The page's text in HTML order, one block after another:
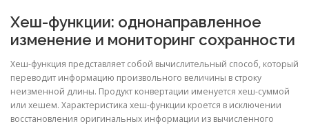
Хеш-функции: однонаправленное
изменение и мониторинг сохранности
Хеш-функция представляет собой вычислительный способ, который
переводит информацию произвольного величины в строку
неизменной длины. Продукт конвертации именуется хеш-суммой
или хешем. Характеристика хеш-функции кроется в исключении
восстановления оригинальных информации из вычисленного